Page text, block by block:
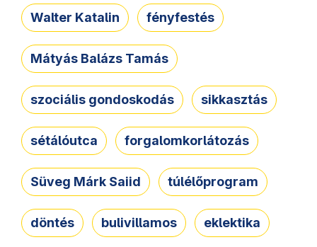
Walter Katalin fényfestés
Mátyás Balázs Tamás
szociális gondoskodás sikkasztás
sétálóutca forgalomkorlátozás
Süveg Márk Saiid túlélőprogram
döntés bulivillamos eklektika